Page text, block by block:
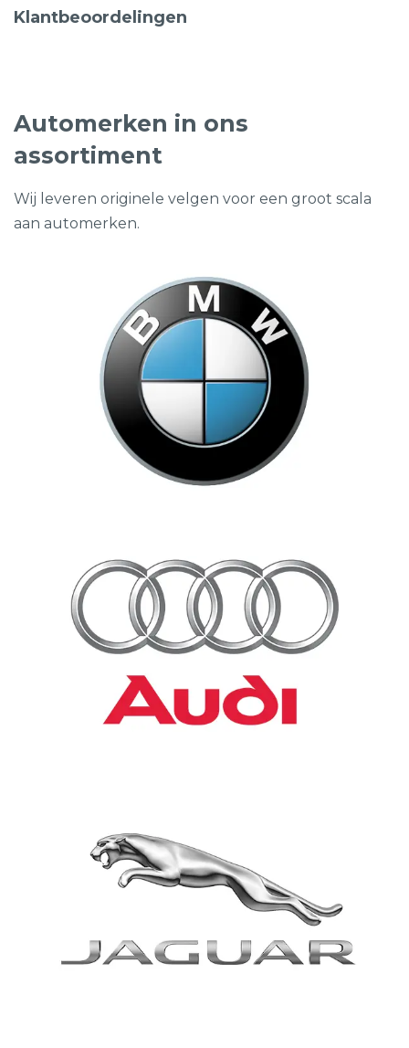
Klantbeoordelingen
Automerken in ons
assortiment
Wij leveren originele velgen voor een groot scala
aan automerken.